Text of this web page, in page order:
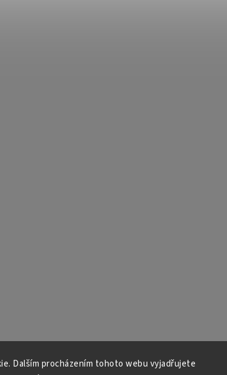
Dalším procházením tohoto webu vyjadřujete